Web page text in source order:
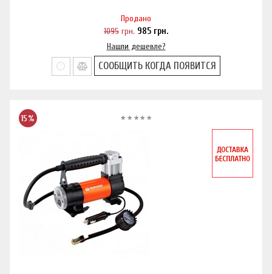
Продано
1095 грн. 985 грн.
Нашли дешевле?
СООБЩИТЬ КОГДА ПОЯВИТСЯ
15%